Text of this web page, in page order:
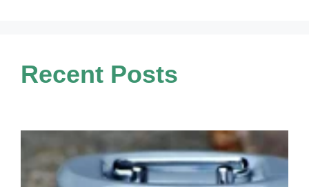
Recent Posts